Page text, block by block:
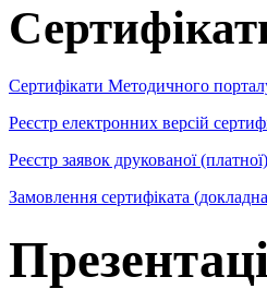
Сертифікати Методичного
Реєстр електронних версій
Реєстр заявок друкованої
Замовлення сертифіката